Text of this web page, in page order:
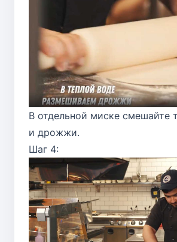
В отдельной миске смешайте
и дрожжи.
Шаг 4: